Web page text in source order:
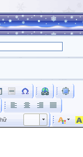
Kích cỡ phông